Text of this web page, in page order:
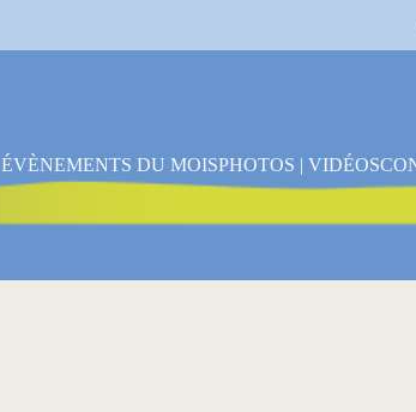
ÉVÈNEMENTS DU MOISPHOTOS | VIDÉOS